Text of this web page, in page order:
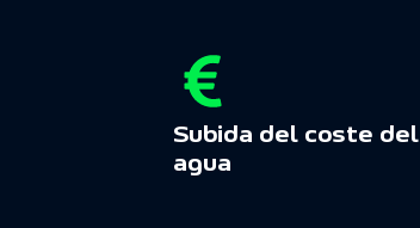
Subida del coste del
agua